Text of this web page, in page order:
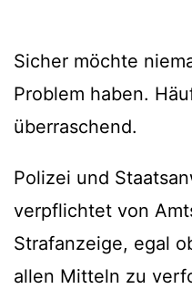
Sicher möchte
Problem haben.
überraschend.
Polizei und
verpflichtet von
Strafanzeige, egal
allen Mitteln zu